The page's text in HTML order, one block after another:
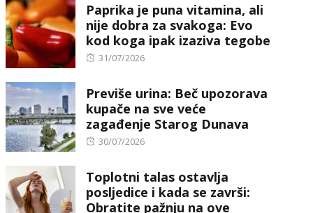
Paprika je puna vitamina, ali
nije dobra za svakoga: Evo
kod koga ipak izaziva tegobe
Posted
31/07/2026
Previše urina: Beč upozorava
kupače na sve veće
zagađenje Starog Dunava
Posted
30/07/2026
Toplotni talas ostavlja
posljedice i kada se završi:
Obratite pažnju na ove